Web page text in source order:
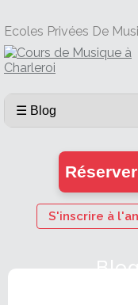
Ecoles Privées De
S'inscrire à